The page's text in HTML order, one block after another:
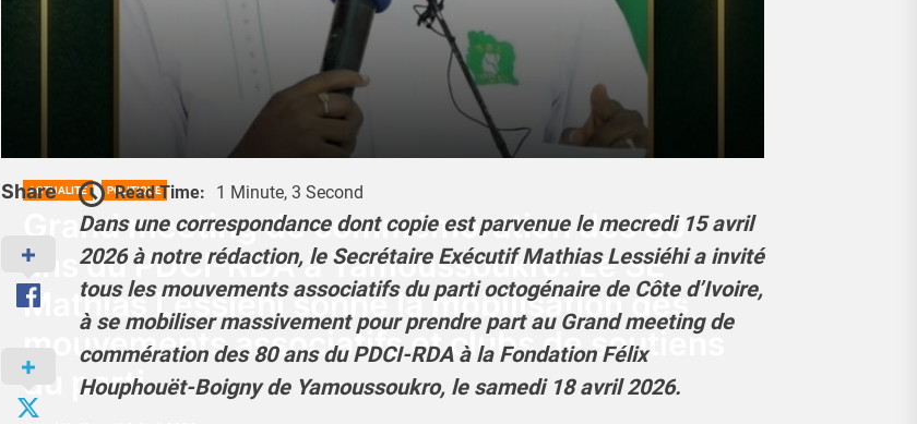
ACTUALITÉ POLITIQUE
Grand meeting de commémoration des 80
ans du PDCI-RDA à Yamoussoukro: Le SE
Mathias Lessiéhi sonne la mobilisation des
mouvements associatifs et clubs de soutiens
du parti
Share Read Time: 1 Minute, 3 Second
Dans une correspondance dont copie est parvenue le mecredi 15 avril
2026 à notre rédaction, le Secrétaire Exécutif Mathias Lessiéhi a invité
tous les mouvements associatifs du parti octogénaire de Côte d’Ivoire,
à se mobiliser massivement pour prendre part au Grand meeting de
commération des 80 ans du PDCI-RDA à la Fondation Félix
Houphouët-Boigny de Yamoussoukro, le samedi 18 avril 2026.